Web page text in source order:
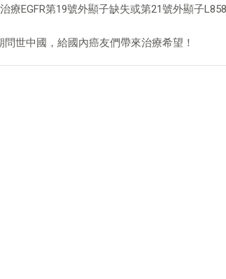
療EGFR第19號外顯子缺失或第21號外顯子
世中國，給國內癌友們帶來治療希望！